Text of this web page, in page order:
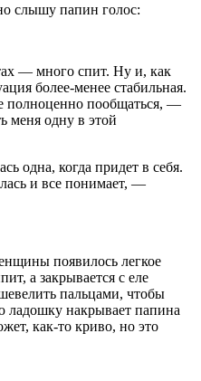
слышу папин голос:
— много спит. Ну и, как
более-менее стабильная.
полноценно пообщаться, —
меня одну в этой
одна, когда придет в себя.
и все понимает, —
появилось легкое
а закрывается с еле
пальцами, чтобы
накрывает папина
как-то криво, но это